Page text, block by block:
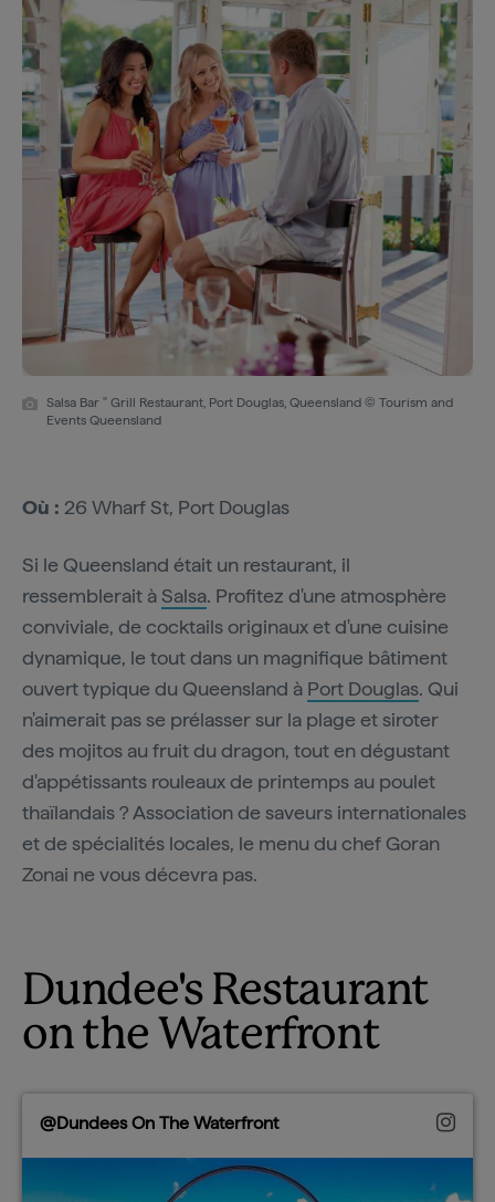
Salsa Bar " Grill Restaurant, Port Douglas, Queensland © Tourism and
Events Queensland
Où : 26 Wharf St, Port Douglas
Si le Queensland était un restaurant, il
ressemblerait àSalsa. Profitez d'une atmosphère
conviviale, de cocktails originaux et d'une cuisine
dynamique, le tout dans un magnifique bâtiment
ouvert typique du Queensland à Port Douglas. Qui
n'aimerait pas se prélasser sur la plage et siroter
des mojitos au fruit du dragon, tout en dégustant
d'appétissants rouleaux de printemps au poulet
thaïlandais ? Association de saveurs internationales
et de spécialités locales, le menu du chef Goran
Zonai ne vous décevra pas.
Dundee's Restaurant
on the Waterfront
@Dundees On The Waterfront